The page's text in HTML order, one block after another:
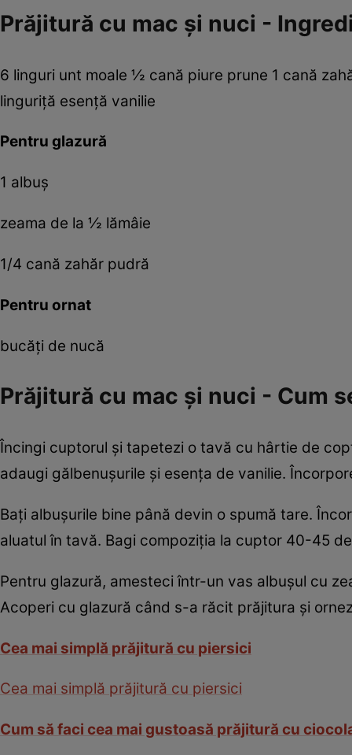
Prăjitură cu mac şi nuci -
6 linguri unt moale ½ cană piure prune 1 cană
linguriţă esenţă vanilie
Pentru glazură
1 albuş
zeama de la ½ lămâie
1/4 cană zahăr pudră
Pentru ornat
bucăţi de nucă
Prăjitură cu mac şi nuci - Cum
Încingi cuptorul şi tapetezi o tavă cu hârtie de
adaugi gălbenuşurile şi esenţa de vanilie.
Baţi albuşurile bine până devin o spumă tare.
aluatul în tavă. Bagi compoziţia la cuptor 40-45
Pentru glazură, amesteci într-un vas albuşul cu
Acoperi cu glazură când s-a răcit prăjitura şi
Cea mai simplă prăjitură cu piersici
Cea mai simplă prăjitură cu piersici
Cum să faci cea mai gustoasă prăjitură cu